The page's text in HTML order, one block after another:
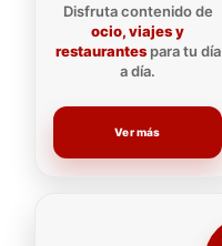
Disfruta contenido de
ocio, viajes y
restaurantespara tu día
a día.
Ver más